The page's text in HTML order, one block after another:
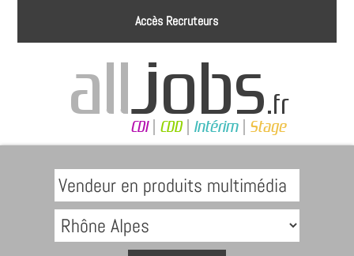
Accès Recruteurs